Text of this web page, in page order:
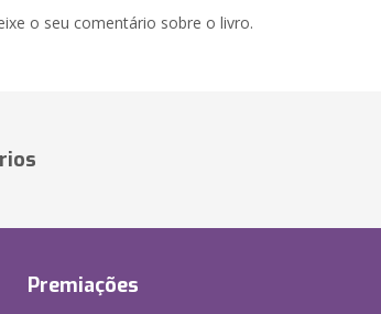
o seu comentário sobre o livro.
Premiações